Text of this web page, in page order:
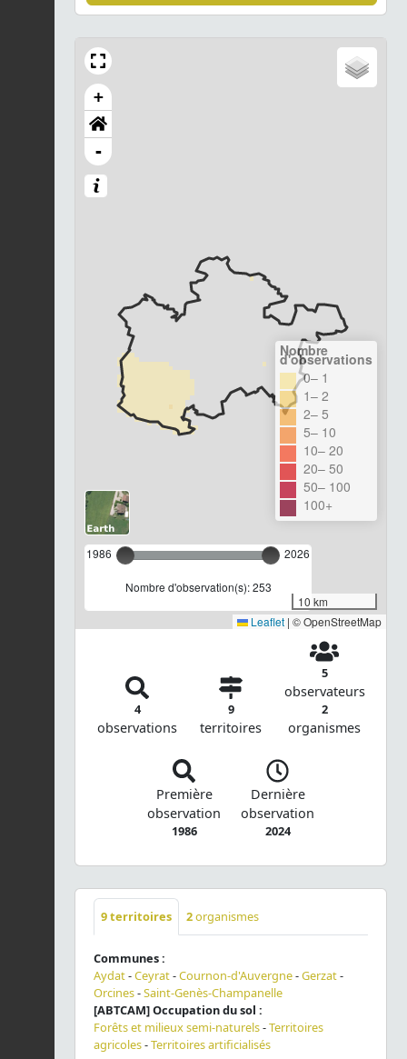
+
-
1986 2026
Nombre d'observation(s): 253
Nombre
d'observations
0– 1
1– 2
2– 5
5– 10
10– 20
20– 50
50– 100
100+
10 km
Leaflet | © OpenStreetMap
4
observations
9
territoires
5
observateurs
2
organismes
Première
observation
1986
Dernière
observation
2024
9territoires 2organismes
Communes :
Aydat-Ceyrat-Cournon-d'Auvergne-Gerzat-
Orcines-Saint-Genès-Champanelle
[ABTCAM] Occupation du sol :
Forêts et milieux semi-naturels-Territoires
agricoles-Territoires artificialisés